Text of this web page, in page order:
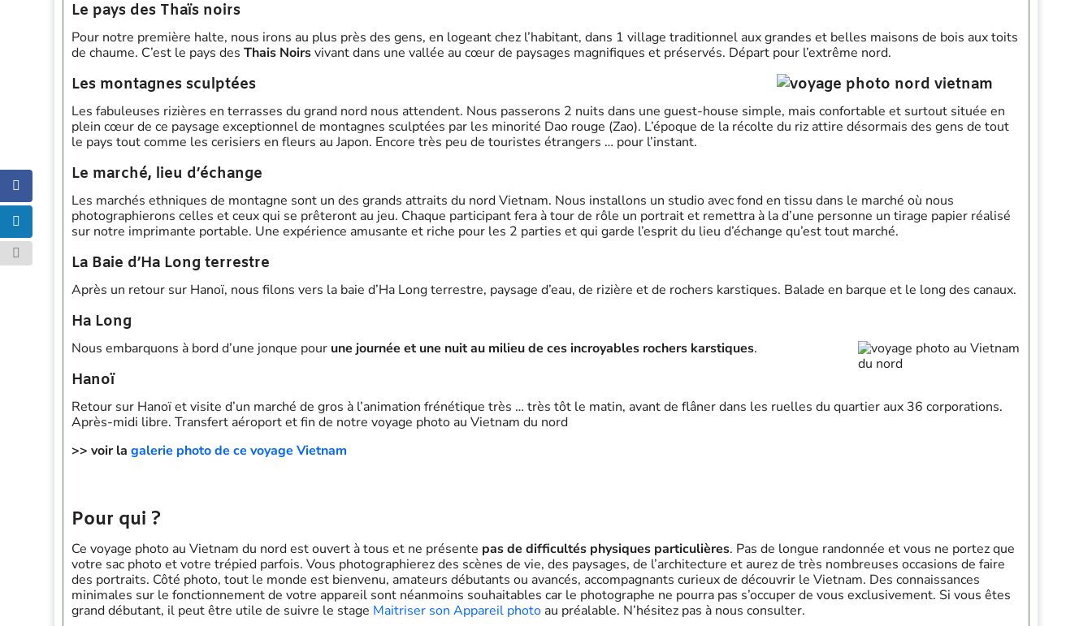
Le pays des Thaïs noirs
Pour notre première halte, nous irons au plus près des gens, en logeant chez l’habitant, dans 1 village traditionnel aux grandes et belles maisons de bois aux toits
de chaume. C’est le pays des Thais Noirsvivant dans une vallée au cœur de paysages magnifiques et préservés. Départ pour l’extrême nord.
Les montagnes sculptées
Les fabuleuses rizières en terrasses du grand nord nous attendent. Nous passerons 2 nuits dans une guest-house simple, mais confortable et surtout située en
plein cœur de ce paysage exceptionnel de montagnes sculptées par les minorité Dao rouge (Zao). L’époque de la récolte du riz attire désormais des gens de tout
le pays tout comme les cerisiers en fleurs au Japon. Encore très peu de touristes étrangers … pour l’instant.
Le marché, lieu d’échange
Les marchés ethniques de montagne sont un des grands attraits du nord Vietnam. Nous installons un studio avec fond en tissu dans le marché où nous
photographierons celles et ceux qui se prêteront au jeu. Chaque participant fera à tour de rôle un portrait et remettra à la d’une personne un tirage papier réalisé
sur notre imprimante portable. Une expérience amusante et riche pour les 2 parties et qui garde l’esprit du lieu d’échange qu’est tout marché.
La Baie d’Ha Long terrestre
Après un retour sur Hanoï, nous filons vers la baie d’Ha Long terrestre, paysage d’eau, de rizière et de rochers karstiques. Balade en barque et le long des canaux.
Ha Long
Nous embarquons à bord d’une jonque pour une journée et une nuit au milieu de ces incroyables rochers karstiques.
Hanoï
Retour sur Hanoï et visite d’un marché de gros à l’animation frénétique très … très tôt le matin, avant de flâner dans les ruelles du quartier aux 36 corporations.
Après-midi libre. Transfert aéroport et fin de notre voyage photo au Vietnam du nord
>> voir la galerie photo de ce voyage Vietnam
Pour qui ?
Ce voyage photo au Vietnam du nord est ouvert à tous et ne présente pas de difficultés physiques particulières. Pas de longue randonnée et vous ne portez que
votre sac photo et votre trépied parfois. Vous photographierez des scènes de vie, des paysages, de l’architecture et aurez de très nombreuses occasions de faire
des portraits. Côté photo, tout le monde est bienvenu, amateurs débutants ou avancés, accompagnants curieux de découvrir le Vietnam. Des connaissances
minimales sur le fonctionnement de votre appareil sont néanmoins souhaitables car le photographe ne pourra pas s’occuper de vous exclusivement. Si vous êtes
grand débutant, il peut être utile de suivre le stage Maitriser son Appareil photo au préalable. N’hésitez pas à nous consulter.